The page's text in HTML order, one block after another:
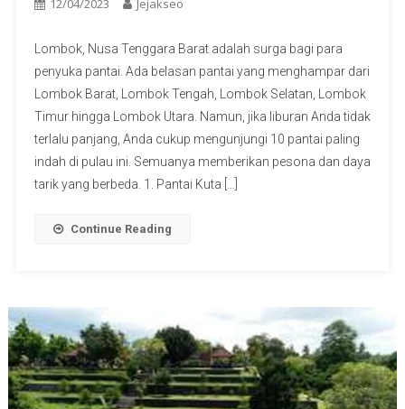
12/04/2023 Jejakseo
Lombok, Nusa Tenggara Barat adalah surga bagi para
penyuka pantai. Ada belasan pantai yang menghampar dari
Lombok Barat, Lombok Tengah, Lombok Selatan, Lombok
Timur hingga Lombok Utara. Namun, jika liburan Anda tidak
terlalu panjang, Anda cukup mengunjungi 10 pantai paling
indah di pulau ini. Semuanya memberikan pesona dan daya
tarik yang berbeda. 1. Pantai Kuta […]
Continue Reading